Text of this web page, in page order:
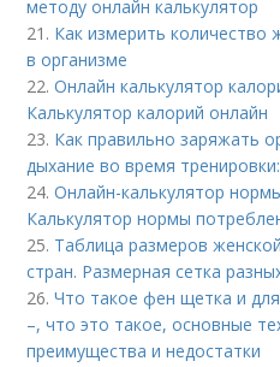
методу онлайн калькулятор
21. Как измерить
в организме
22.Онлайн калькулятор
Калькулятор калорий онлайн
23. Как правильно заряжать
дыхание во время
24.Онлайн-калькулятор
Калькулятор нормы
25. Таблица размеров
стран. Размерная сетка
26.Что такое фен щетка и
–, что это такое, основные
преимущества и недостатки